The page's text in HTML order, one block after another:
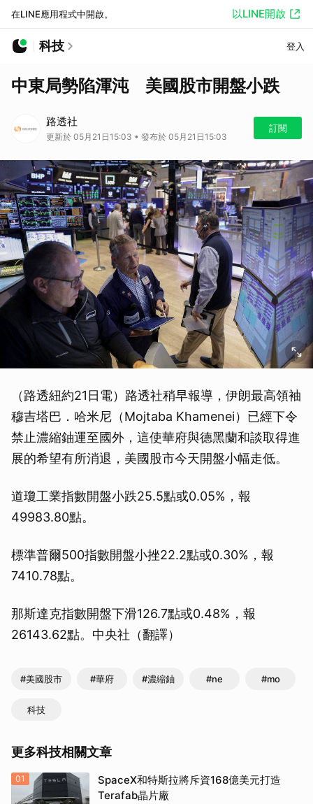
在LINE應用程式中開啟。 以LINE開啟
科技 登入
中東局勢陷渾沌 美國股市開盤小跌
路透社
更新於 05月21日15:03 • 發布於 05月21日15:03
訂閱
（路透紐約21日電）路透社稍早報導，伊朗最高領袖
穆吉塔巴．哈米尼（Mojtaba Khamenei）已經下令
禁止濃縮鈾運至國外，這使華府與德黑蘭和談取得進
展的希望有所消退，美國股市今天開盤小幅走低。
道瓊工業指數開盤小跌25.5點或0.05%，報
49983.80點。
標準普爾500指數開盤小挫22.2點或0.30%，報
7410.78點。
那斯達克指數開盤下滑126.7點或0.48%，報
26143.62點。中央社（翻譯）
#美國股市 #華府 #濃縮鈾 #ne #mo
科技
更多科技相關文章
01
SpaceX和特斯拉將斥資168億美元打造
Terafab晶片廠